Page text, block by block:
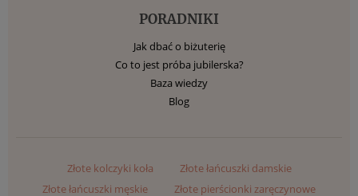
PORADNIKI
Jak dbać o biżuterię
Co to jest próba jubilerska?
Baza wiedzy
Blog
Złote kolczyki koła
Złote łańcuszki damskie
Złote łańcuszki męskie
Złote pierścionki zaręczynowe